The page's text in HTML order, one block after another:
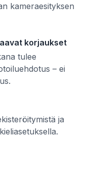
kameraesityksen
korjaukset
tulee
– ei
ja